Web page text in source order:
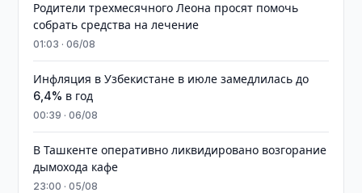
Родители трехмесячного Леона просят помочь
собрать средства на лечение
01:03 · 06/08
Инфляция в Узбекистане в июле замедлилась до
6,4% в год
00:39 · 06/08
В Ташкенте оперативно ликвидировано возгорание
дымохода кафе
23:00 · 05/08